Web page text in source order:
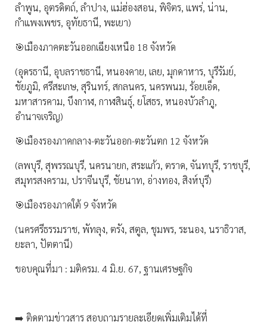
ลำพูน, อุตรดิตถ์, ลำปาง, แม่ฮ่องสอน, พิจิตร, แพร่, น่าน,
กำแพงเพชร, อุทัยธานี, พะเยา)
🎯เมืองภาคตะวันออกเฉียงเหนือ 18 จังหวัด
(อุดรธานี, อุบลราชธานี, หนองคาย, เลย, มุกดาหาร, บุรีรัมย์,
ชัยภูมิ, ศรีสะเกษ, สุรินทร์, สกลนคร, นครพนม, ร้อยเอ็ด,
มหาสารคาม, บึงกาฬ, กาฬสินธุ์, ยโสธร, หนองบัวลำภู,
อำนาจเจริญ)
🎯เมืองรองภาคกลาง-ตะวันออก-ตะวันตก 12 จังหวัด
(ลพบุรี, สุพรรณบุรี, นครนายก, สระแก้ว, ตราด, จันทบุรี, ราชบุรี,
สมุทรสงคราม, ปราจีนบุรี, ชัยนาท, อ่างทอง, สิงห์บุรี)
🎯เมืองรองภาคใต้ 9 จังหวัด
(นครศรีธรรมราช, พัทลุง, ตรัง, สตูล, ชุมพร, ระนอง, นราธิวาส,
ยะลา, ปัตตานี)
ขอบคุณที่มา : มติครม. 4 มิ.ย. 67, ฐานเศรษฐกิจ
➡️ ติดตามข่าวสาร สอบถามรายละเอียดเพิ่มเติมได้ที่